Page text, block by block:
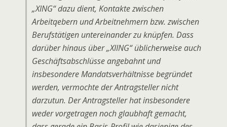
„XING“ dazu dient, Kontakte zwischen
Arbeitqebern und Arbeitnehmern bzw. zwischen
Berufstätigen untereinander zu knüpfen. Dass
darüber hinaus über „XIING“ üblicherweise auch
Geschäftsabschlüsse angebahnt und
insbesondere Mandatsverhältnisse begründet
werden, vermochte der Antragsteller nicht
darzutun. Der Antragsteller hat insbesondere
weder vorgetragen noch glaubhaft gemacht,